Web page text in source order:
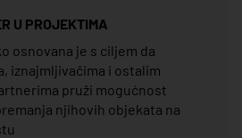
U PROJEKTIMA
osnovana je s ciljem da
iznajmljivačima i ostalim
pruži mogućnost
njihovih objekata na